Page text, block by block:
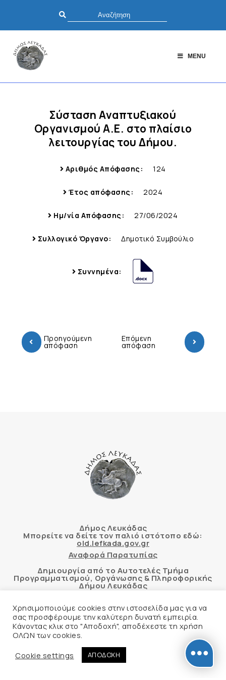
MENU
Σύσταση Αναπτυξιακού
Οργανισμού Α.Ε. στο πλαίσιο
λειτουργίας του Δήμου.
Αριθμός Απόφασης: 124
Έτος απόφασης: 2024
Ημ/νία Απόφασης: 27/06/2024
Συλλογικό Όργανο: Δημοτικό Συμβούλιο
Συννημένα:
Προηγούμενη
απόφαση
Επόμενη
απόφαση
Δήμος Λευκάδας
Μπορείτε να δείτε τον παλιό ιστότοπο εδώ:
old.lefkada.gov.gr
Αναφορά Παρατυπίας
Δημιουργία από το Αυτοτελές Τμήμα
Προγραμματισμού, Οργάνωσης & Πληροφορικής
Δήμου Λευκάδας
Αυτόματος έλεγχος προσβασιμότητας
δικτυακού τόπου με βάση το πρότυπο WCAG 2.1
Δήλωση Προσβασιμότητας
Χρησιμοποιούμε cookies στην ιστοσελίδα μας για να
σας προσφέρουμε την καλύτερη δυνατή εμπειρία.
Κάνοντας κλικ στο "Αποδοχή", αποδέχεστε τη χρήση
ΟΛΩΝ των cookies.
Cookie settings
ΑΠΟΔΟΧΗ